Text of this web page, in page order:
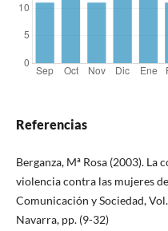
Referencias
Berganza, Mª Rosa (2003).
violencia contra las mujeres
Comunicación y Sociedad,
Navarra, pp. (9-32)